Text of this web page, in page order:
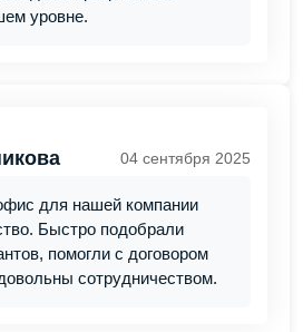
уровне.
04 сентября 2025
для нашей компании
Быстро подобрали
помогли с договором
сотрудничеством.